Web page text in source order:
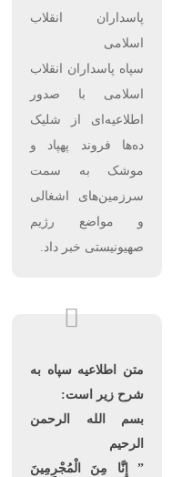
پاسداران انقلاب
اسلامی
سپاه پاسداران انقلاب
اسلامی با صدور
اطلاعیه‌ای از شلیک
ده‌ها فروند پهپاد و
موشک به سمت
سرزمین‌های اشغالی
و مواضع رژیم
صهیونیستی خبر داد.
متن اطلاعیه سپاه به
شرح زیر است:
بسم الله الرحمن
الرحیم
” إِنَّا مِنَ الْمُجْرِمِینَ